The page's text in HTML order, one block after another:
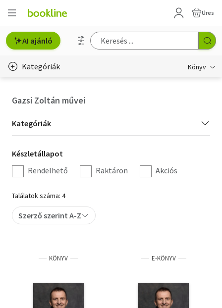
Üres
AI ajánló
Kategóriák Könyv
Hobbi, szabadidő
Irodalom
Művészet
Szakkönyv
Tankönyv, segédkönyv
Társadalomtudomány
Természettudomány
Gazsi Zoltán művei
Kategória
szűrés
Kategóriák
Készletállapot
szűrés
Készletállapot
Rendelhető
Raktáron Akciós
Találatok száma: 4
Szerző szerint A-Z
KÖNYV E-KÖNYV